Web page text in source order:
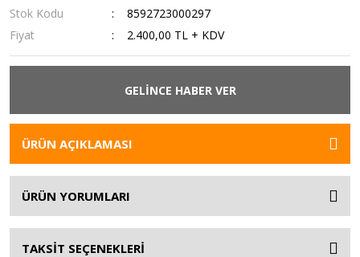
Stok Kodu
8592723000297
Fiyat
2.400,00 TL + KDV
GELİNCE HABER VER
ÜRÜN AÇIKLAMASI
ÜRÜN YORUMLARI
TAKSİT SEÇENEKLERİ